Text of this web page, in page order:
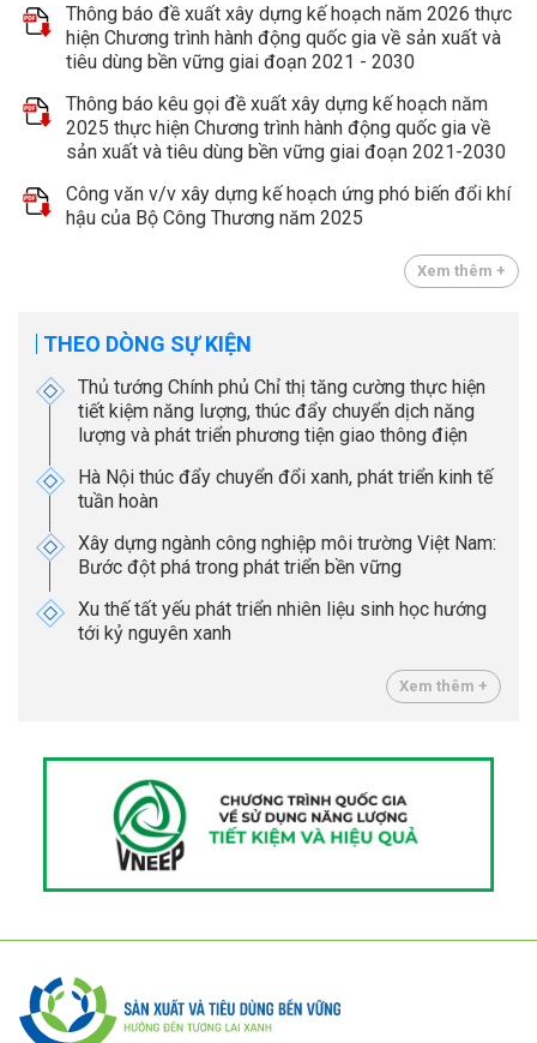
Thông báo đề xuất xây dựng kế hoạch năm 2026 thực
hiện Chương trình hành động quốc gia về sản xuất và
tiêu dùng bền vững giai đoạn 2021 - 2030
Thông báo kêu gọi đề xuất xây dựng kế hoạch năm
2025 thực hiện Chương trình hành động quốc gia về
sản xuất và tiêu dùng bền vững giai đoạn 2021-2030
Công văn v/v xây dựng kế hoạch ứng phó biến đổi khí
hậu của Bộ Công Thương năm 2025
Xem thêm +
THEO DÒNG SỰ KIỆN
Thủ tướng Chính phủ Chỉ thị tăng cường thực hiện
tiết kiệm năng lượng, thúc đẩy chuyển dịch năng
lượng và phát triển phương tiện giao thông điện
Hà Nội thúc đẩy chuyển đổi xanh, phát triển kinh tế
tuần hoàn
Xây dựng ngành công nghiệp môi trường Việt Nam:
Bước đột phá trong phát triển bền vững
Xu thế tất yếu phát triển nhiên liệu sinh học hướng
tới kỷ nguyên xanh
Xem thêm +